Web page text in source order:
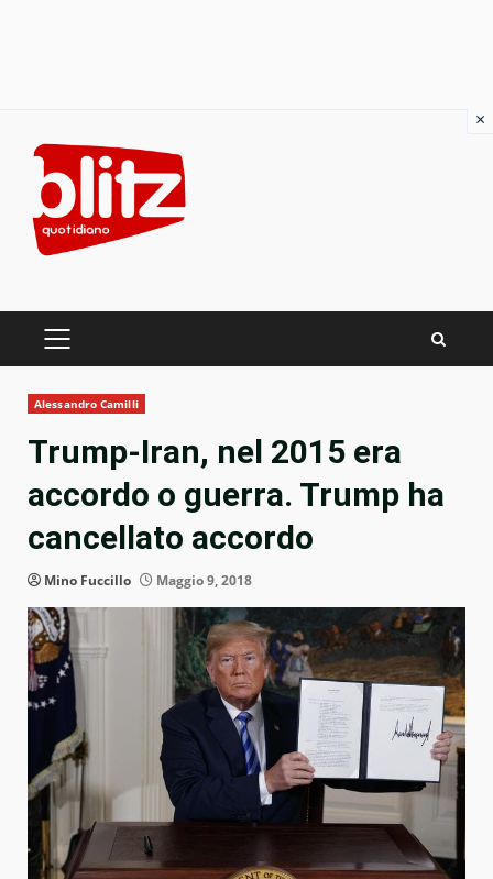
content
PRIMARY
Alessandro Camilli
Trump-Iran, nel 2015 era
accordo o guerra. Trump ha
cancellato accordo
Mino Fuccillo Maggio 9, 2018
×